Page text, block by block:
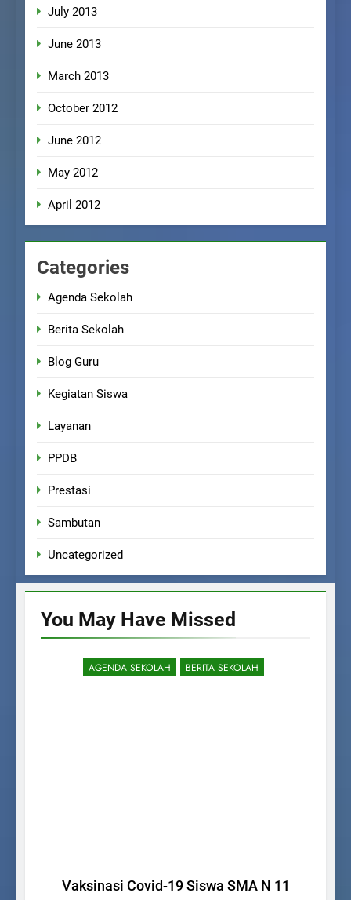
July 2013
June 2013
March 2013
October 2012
June 2012
May 2012
April 2012
Categories
Agenda Sekolah
Berita Sekolah
Blog Guru
Kegiatan Siswa
Layanan
PPDB
Prestasi
Sambutan
Uncategorized
You May Have Missed
AGENDA SEKOLAH BERITA SEKOLAH
Vaksinasi Covid-19 Siswa SMA N 11